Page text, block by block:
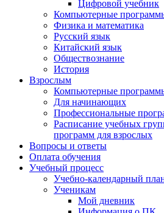
Цифровой учебник
Компьютерные
Физика и математика
Русский язык
Китайский язык
Обществознание
История
Взрослым
Компьютерные
Для начинающих
Профессиональные
Расписание учебных
программ для взрослых
Вопросы и ответы
Оплата обучения
Учебный процесс
Учебно-календарный
Ученикам
Мой дневник